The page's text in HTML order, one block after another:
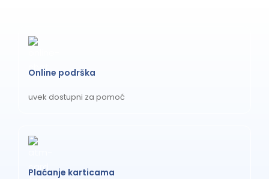
Online podrška
uvek dostupni za pomoć
Plaćanje karticama